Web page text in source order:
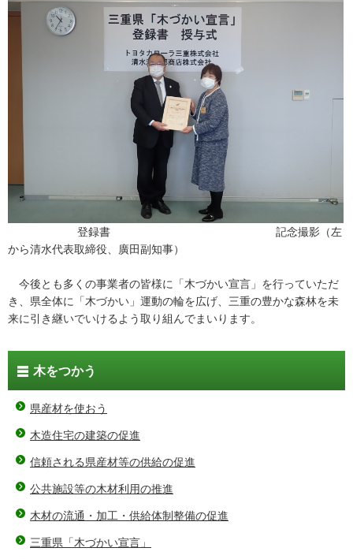
登録書 記念撮影（左
から清水代表取締役、廣田副知事）
今後とも多くの事業者の皆様に「木づかい宣言」を行っていただ
き、県全体に「木づかい」運動の輪を広げ、三重の豊かな森林を未
来に引き継いでいけるよう取り組んでまいります。
木をつかう
県産材を使おう
木造住宅の建築の促進
信頼される県産材等の供給の促進
公共施設等の木材利用の推進
木材の流通・加工・供給体制整備の促進
三重県「木づかい宣言」